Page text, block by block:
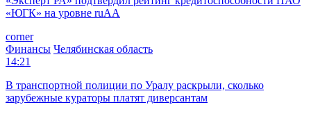
«ЮГК» на уровне ruAА
corner
Финансы Челябинская область
14:21
В транспортной полиции по Уралу раскрыли, сколько
зарубежные кураторы платят диверсантам